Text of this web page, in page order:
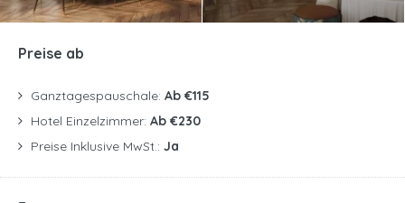
Preise ab
Ganztagespauschale: Ab €115
Hotel Einzelzimmer: Ab €230
Preise Inklusive MwSt.: Ja